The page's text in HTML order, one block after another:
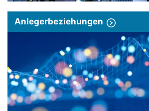
Anlegerbeziehungen